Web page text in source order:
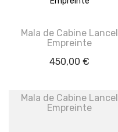
Mala de Cabine Lancel
Empreinte
450,00 €
Mala de Cabine Lancel
Empreinte